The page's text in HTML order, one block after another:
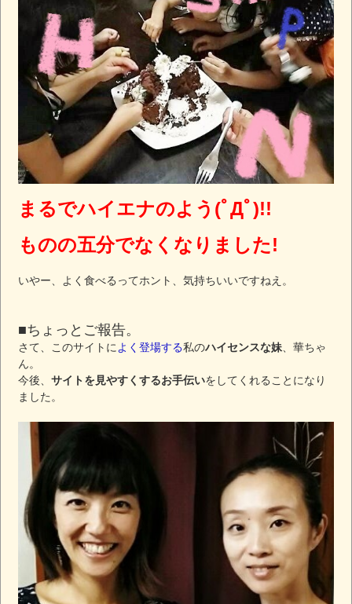
まるでハイエナのよう(ﾟДﾟ)!!
ものの五分でなくなりました!
いやー、よく食べるってホント、気持ちいいですねえ。
■ちょっとご報告。
さて、このサイトに よく登場する私のハイセンスな妹 、華ちゃ
ん。
今後、サイトを見やすくするお手伝いをしてくれることになり
ました。